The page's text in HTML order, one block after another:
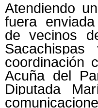
Atendiendo
fuera
de vecinos
coordinación
Acuña del
Diputada